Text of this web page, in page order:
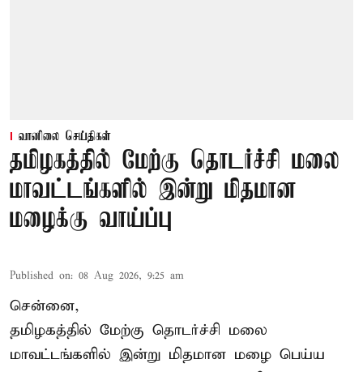
வானிலை செய்திகள்
தமிழகத்தில் மேற்கு தொடர்ச்சி மலை
மாவட்டங்களில் இன்று மிதமான
மழைக்கு வாய்ப்பு
Published on: 08 Aug 2026, 9:25 am
சென்னை,
தமிழகத்தில் மேற்கு தொடர்ச்சி மலை
மாவட்டங்களில் இன்று மிதமான மழை பெய்ய